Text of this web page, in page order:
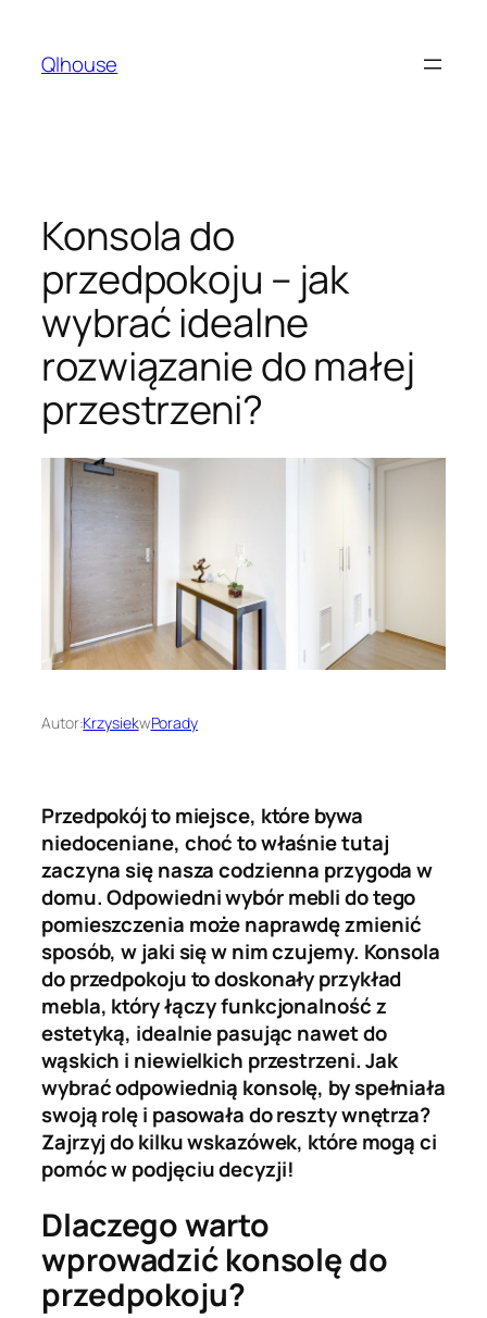
treściQlhouse
Konsola do
przedpokoju – jak
wybrać idealne
rozwiązanie do małej
przestrzeni?
Autor:KrzysiekwPorady
Przedpokój to miejsce, które bywa
niedoceniane, choć to właśnie tutaj
zaczyna się nasza codzienna przygoda w
domu. Odpowiedni wybór mebli do tego
pomieszczenia może naprawdę zmienić
sposób, w jaki się w nim czujemy. Konsola
do przedpokoju to doskonały przykład
mebla, który łączy funkcjonalność z
estetyką, idealnie pasując nawet do
wąskich i niewielkich przestrzeni. Jak
wybrać odpowiednią konsolę, by spełniała
swoją rolę i pasowała do reszty wnętrza?
Zajrzyj do kilku wskazówek, które mogą ci
pomóc w podjęciu decyzji!
Dlaczego warto
wprowadzić konsolę do
przedpokoju?